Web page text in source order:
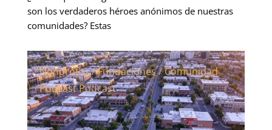
¿Sabías que las organizaciones sin fines de lucro
son los verdaderos héroes anónimos de nuestras
Nonprofits / Fundaciones / Comunidad
PodcastPodcast